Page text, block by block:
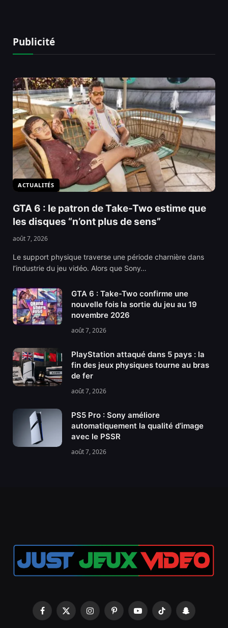
Publicité
ACTUALITÉS
GTA 6 : le patron de Take-Two estime que
les disques “n’ont plus de sens”
août 7, 2026
Le support physique traverse une période charnière dans
l’industrie du jeu vidéo. Alors que Sony…
GTA 6 : Take-Two confirme une
nouvelle fois la sortie du jeu au 19
novembre 2026
août 7, 2026
PlayStation attaqué dans 5 pays : la
fin des jeux physiques tourne au bras
de fer
août 7, 2026
PS5 Pro : Sony améliore
automatiquement la qualité d’image
avec le PSSR
août 7, 2026
Facebook
X
InstagramPinterestYouTubeTikTok Snapchat